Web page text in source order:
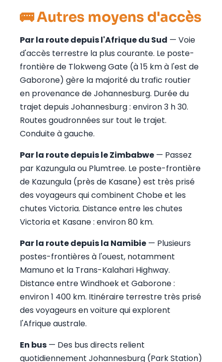
🚌 Autres moyens d'accès
Par la route depuis l'Afrique du Sud — Voie
d'accès terrestre la plus courante. Le poste-
frontière de Tlokweng Gate (à 15 km à l'est de
Gaborone) gère la majorité du trafic routier
en provenance de Johannesburg. Durée du
trajet depuis Johannesburg : environ 3 h 30.
Routes goudronnées sur tout le trajet.
Conduite à gauche.
Par la route depuis le Zimbabwe — Passez
par Kazungula ou Plumtree. Le poste-frontière
de Kazungula (près de Kasane) est très prisé
des voyageurs qui combinent Chobe et les
chutes Victoria. Distance entre les chutes
Victoria et Kasane : environ 80 km.
Par la route depuis la Namibie — Plusieurs
postes-frontières à l'ouest, notamment
Mamuno et la Trans-Kalahari Highway.
Distance entre Windhoek et Gaborone :
environ 1 400 km. Itinéraire terrestre très prisé
des voyageurs en voiture qui explorent
l'Afrique australe.
En bus — Des bus directs relient
quotidiennement Johannesburg (Park Station)